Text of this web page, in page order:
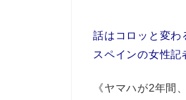
話はコロッと変わ
スペインの女性記
《ヤマハが2年間